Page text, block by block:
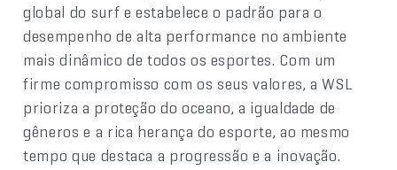
global do surf e estabelece o padrão para o
desempenho de alta performance no ambiente
mais dinâmico de todos os esportes. Com um
firme compromisso com os seus valores, a WSL
prioriza a proteção do oceano, a igualdade de
gêneros e a rica herança do esporte, ao mesmo
tempo que destaca a progressão e a inovação.